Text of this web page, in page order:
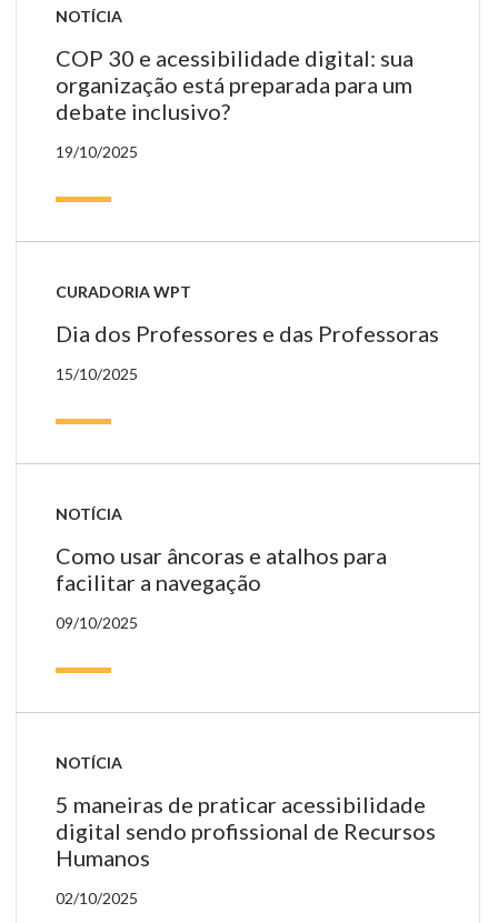
NOTÍCIA
COP 30 e acessibilidade digital: sua
organização está preparada para um
debate inclusivo?
19/10/2025
CURADORIA WPT
Dia dos Professores e das Professoras
15/10/2025
NOTÍCIA
Como usar âncoras e atalhos para
facilitar a navegação
09/10/2025
NOTÍCIA
5 maneiras de praticar acessibilidade
digital sendo profissional de Recursos
Humanos
02/10/2025